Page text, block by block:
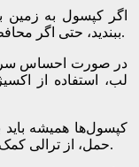
اگر کپسول به زمین
ببندید، حتی اگر محافظ مخصوصی برای آن تعبیه شده باشد.
در صورت احساس
لب، استفاده از
کپسول‌ها همیشه
حمل، از ترالی کمک بگیرید و آنها را روی زمین غلت ندهید.